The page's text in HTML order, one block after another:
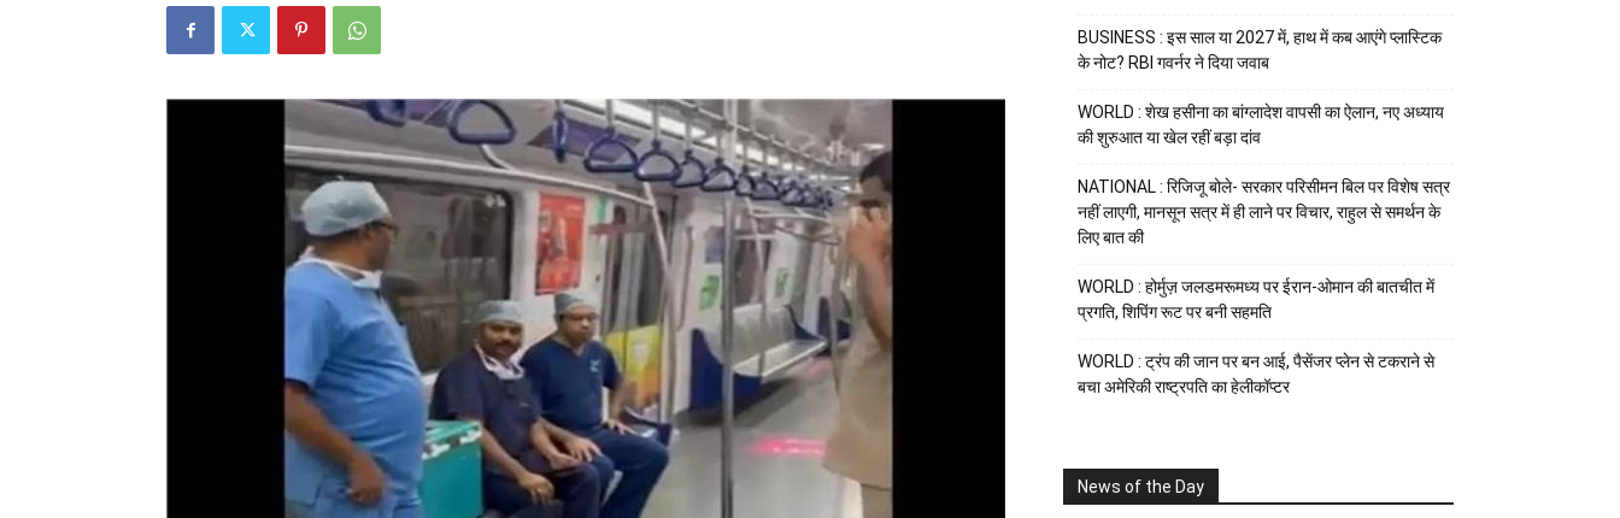
BUSINESS : इस साल या 2027 में, हाथ में कब आएंगे प्लास्टिक
के नोट? RBI गवर्नर ने दिया जवाब
WORLD : शेख हसीना का बांग्लादेश वापसी का ऐलान, नए अध्याय
की शुरुआत या खेल रहीं बड़ा दांव
NATIONAL : रिजिजू बोले- सरकार परिसीमन बिल पर विशेष सत्र
नहीं लाएगी, मानसून सत्र में ही लाने पर विचार, राहुल से समर्थन के
लिए बात की
WORLD : होर्मुज़ जलडमरूमध्य पर ईरान-ओमान की बातचीत में
प्रगति, शिपिंग रूट पर बनी सहमति
WORLD : ट्रंप की जान पर बन आई, पैसेंजर प्लेन से टकराने से
बचा अमेरिकी राष्ट्रपति का हेलीकॉप्टर
News of the Day